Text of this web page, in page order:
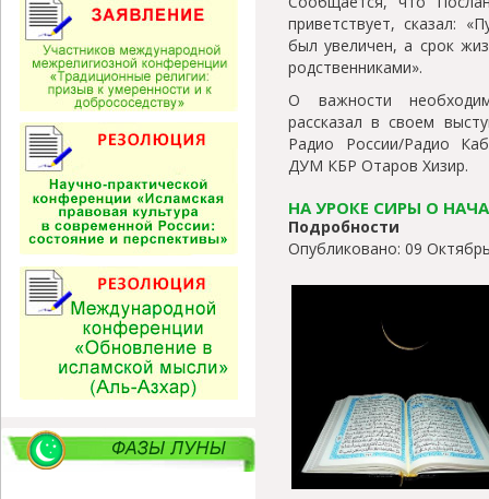
приветствует, сказал:
был увеличен, а срок
родственниками».
О важности
рассказал в своем
Радио России/Радио
ДУМ КБР Отаров Хизир.
НА УРОКЕ СИРЫ О
Подробности
Опубликовано: 09